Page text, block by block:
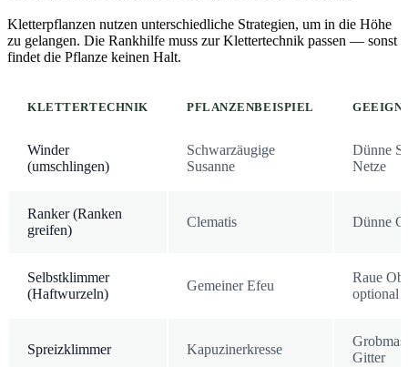
Kletterpflanzen nutzen unterschiedliche Strategien, um in die Höhe
zu gelangen. Die Rankhilfe muss zur Klettertechnik passen — sonst
findet die Pflanze keinen Halt.
KLETTERTECHNIK PFLANZENBEISPIEL
Winder
(umschlingen)
Schwarzäugige
Susanne
Dünne
Netze
Ranker (Ranken
greifen)
Clematis Dünne
Selbstklimmer
(Haftwurzeln)
Gemeiner Efeu
Raue
optional
Spreizklimmer Kapuzinerkresse
Gitter